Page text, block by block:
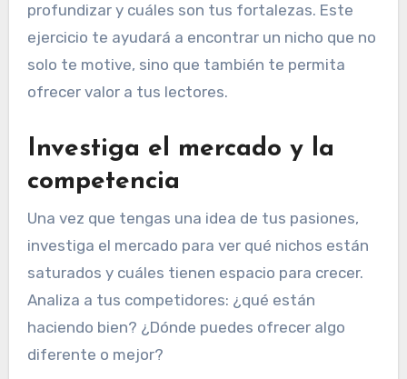
profundizar y cuáles son tus fortalezas. Este
ejercicio te ayudará a encontrar un nicho que no
solo te motive, sino que también te permita
ofrecer valor a tus lectores.
Investiga el mercado y la
competencia
Una vez que tengas una idea de tus pasiones,
investiga el mercado para ver qué nichos están
saturados y cuáles tienen espacio para crecer.
Analiza a tus competidores: ¿qué están
haciendo bien? ¿Dónde puedes ofrecer algo
diferente o mejor?